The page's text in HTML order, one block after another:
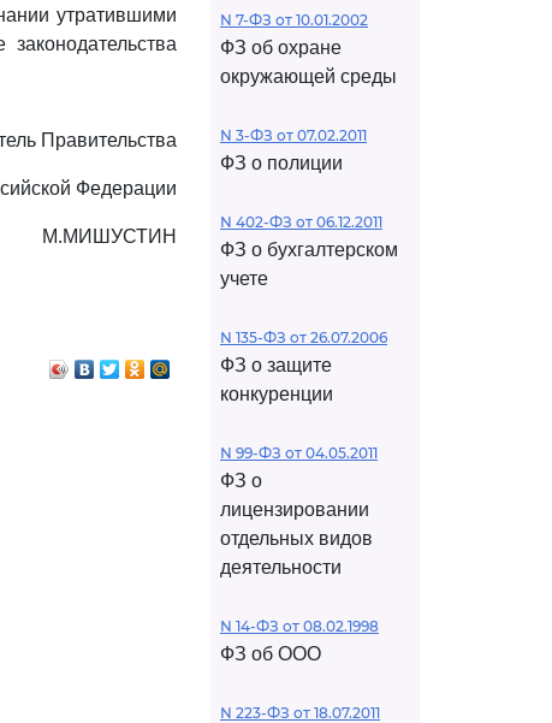
утратившими
Правительства
Федерации
М.МИШУСТИН
N 7-ФЗ от 10.01.2002
ФЗ об охране
окружающей среды
N 3-ФЗ от 07.02.2011
ФЗ о полиции
N 402-ФЗ от 06.12.2011
ФЗ о бухгалтерском
учете
N 135-ФЗ от 26.07.2006
ФЗ о защите
конкуренции
N 99-ФЗ от 04.05.2011
ФЗ о
лицензировании
отдельных видов
деятельности
N 14-ФЗ от 08.02.1998
ФЗ об ООО
N 223-ФЗ от 18.07.2011